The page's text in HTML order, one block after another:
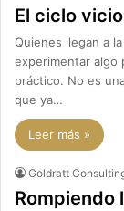
El ciclo
Quienes llegan a
experimentar algo
práctico. No es
que ya…
Leer más »
Goldratt
Rompiendo